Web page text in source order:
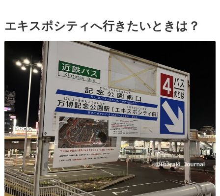
エキスポシティへ行きたいときは？